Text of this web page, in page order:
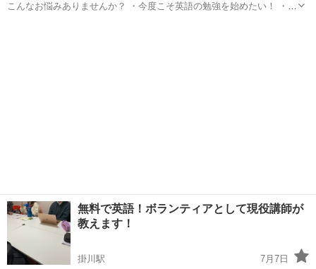
こんなお悩みありませんか？ ・今度こそ英語の勉強を始めたい！ ・英
無料で英語！ボランティアとして現役講師が
教えます！
掛川駅
7月7日